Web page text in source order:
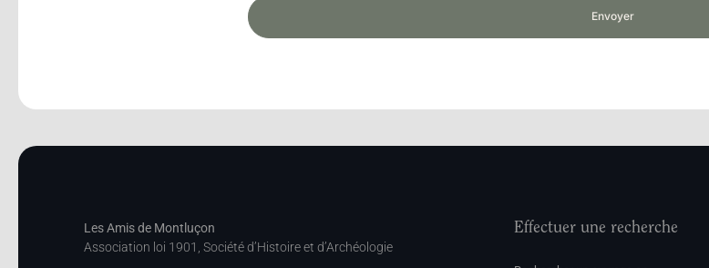
Envoyer
Les Amis de Montluçon
Association loi 1901, Société d’Histoire et d’Archéologie
Effectuer une recherche